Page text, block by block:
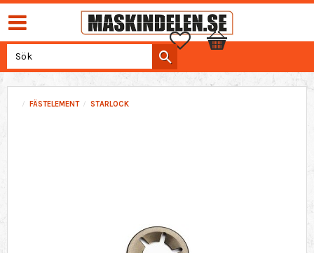
Favoriter
Kundvagn
FÄSTELEMENT STARLOCK